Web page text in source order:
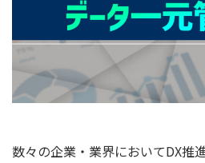
数々の企業・業界においてDX推